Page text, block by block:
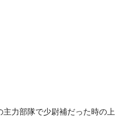
主力部隊で少尉補だった時の上